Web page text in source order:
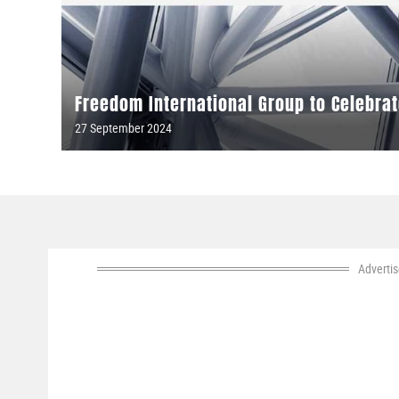
Freedom International Group to
Anniversary and Outline Plans to Invest
27 September 2024